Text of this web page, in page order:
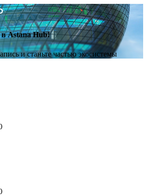
Astana Hub!
и станьте частью экосистемы